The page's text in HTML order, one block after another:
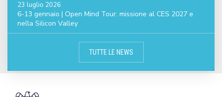
23 luglio 2026
6-13 gennaio | Open Mind Tour: missione al CES 2027 e
nella Silicon Valley
TUTTE LE NEWS